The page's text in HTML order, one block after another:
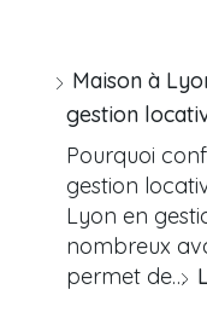
Maison à
gestion
Pourquoi
gestion
Lyon en
nombreux
permet de…